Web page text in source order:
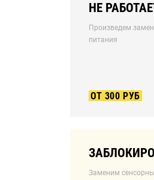
НЕ
Произведем
питания
ОТ 300 РУБ
Заменим